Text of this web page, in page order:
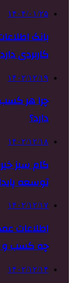
۱۴۰۴/۰۱/۲۵
بانک
کاربردی
۱۴۰۲/۱۲/۱۹
چرا هر
دارد؟
۱۴۰۲/۱۲/۱۸
گام سبز
توسعه
۱۴۰۲/۱۲/۱۷
اطلاعات
چه کسب و
۱۴۰۲/۱۲/۱۴